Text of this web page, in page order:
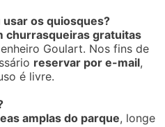
Ecológico Pampulha
será publicado.